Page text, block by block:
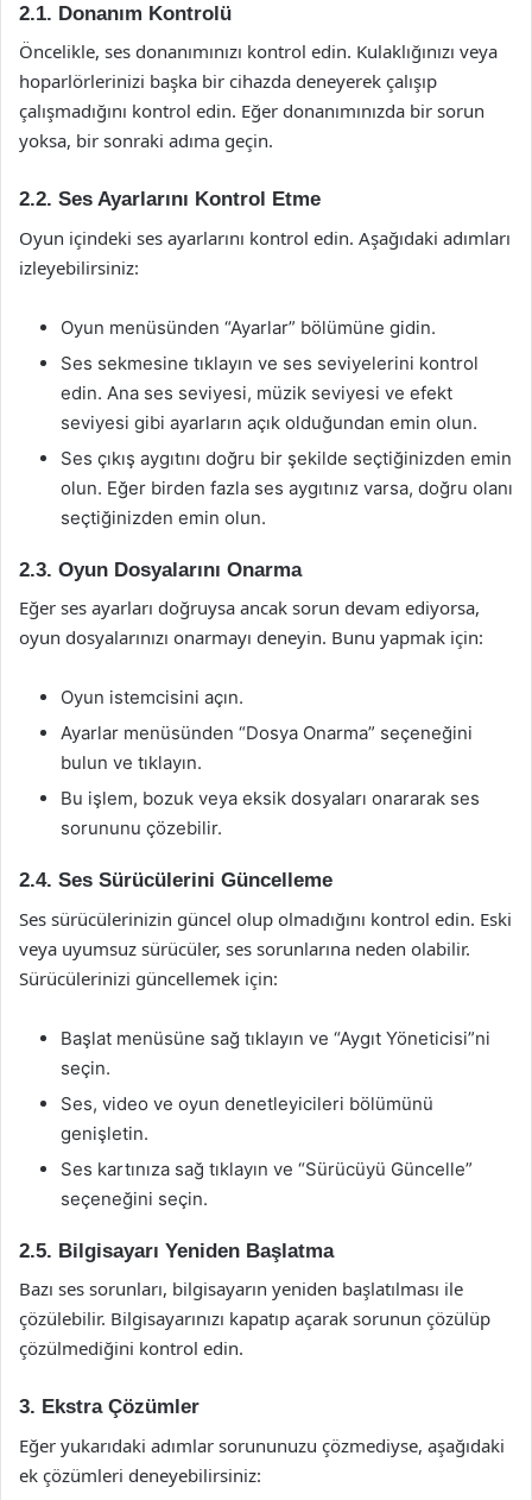
2.1. Donanım Kontrolü
Öncelikle, ses donanımınızı kontrol edin. Kulaklığınızı veya
hoparlörlerinizi başka bir cihazda deneyerek çalışıp
çalışmadığını kontrol edin. Eğer donanımınızda bir sorun
yoksa, bir sonraki adıma geçin.
2.2. Ses Ayarlarını Kontrol Etme
Oyun içindeki ses ayarlarını kontrol edin. Aşağıdaki adımları
izleyebilirsiniz:
Oyun menüsünden “Ayarlar” bölümüne gidin.
Ses sekmesine tıklayın ve ses seviyelerini kontrol
edin. Ana ses seviyesi, müzik seviyesi ve efekt
seviyesi gibi ayarların açık olduğundan emin olun.
Ses çıkış aygıtını doğru bir şekilde seçtiğinizden emin
olun. Eğer birden fazla ses aygıtınız varsa, doğru olanı
seçtiğinizden emin olun.
2.3. Oyun Dosyalarını Onarma
Eğer ses ayarları doğruysa ancak sorun devam ediyorsa,
oyun dosyalarınızı onarmayı deneyin. Bunu yapmak için:
Oyun istemcisini açın.
Ayarlar menüsünden “Dosya Onarma” seçeneğini
bulun ve tıklayın.
Bu işlem, bozuk veya eksik dosyaları onararak ses
sorununu çözebilir.
2.4. Ses Sürücülerini Güncelleme
Ses sürücülerinizin güncel olup olmadığını kontrol edin. Eski
veya uyumsuz sürücüler, ses sorunlarına neden olabilir.
Sürücülerinizi güncellemek için:
Başlat menüsüne sağ tıklayın ve “Aygıt Yöneticisi”ni
seçin.
Ses, video ve oyun denetleyicileri bölümünü
genişletin.
Ses kartınıza sağ tıklayın ve “Sürücüyü Güncelle”
seçeneğini seçin.
2.5. Bilgisayarı Yeniden Başlatma
Bazı ses sorunları, bilgisayarın yeniden başlatılması ile
çözülebilir. Bilgisayarınızı kapatıp açarak sorunun çözülüp
çözülmediğini kontrol edin.
3. Ekstra Çözümler
Eğer yukarıdaki adımlar sorununuzu çözmediyse, aşağıdaki
ek çözümleri deneyebilirsiniz: